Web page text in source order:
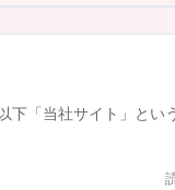
下「当社サイト」とい